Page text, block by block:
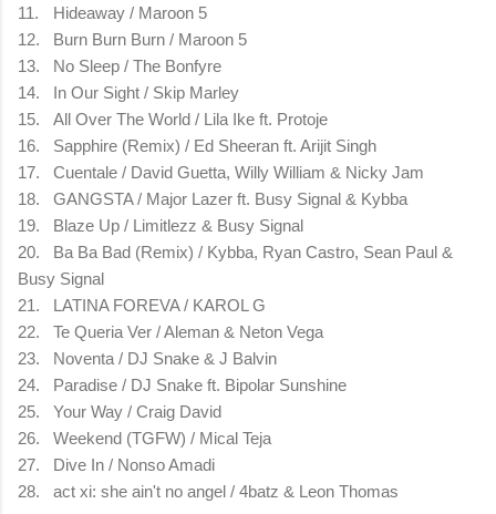
11.
Hideaway / Maroon 5
12.
Burn Burn Burn / Maroon 5
13.
No Sleep / The Bonfyre
14.
In Our Sight / Skip Marley
15.
All Over The World / Lila Ike ft. Protoje
16.
Sapphire (Remix) / Ed Sheeran ft. Arijit Singh
17.
Cuentale / David Guetta, Willy William & Nicky Jam
18.
GANGSTA / Major Lazer ft. Busy Signal & Kybba
19.
Blaze Up / Limitlezz & Busy Signal
20.
Ba Ba Bad (Remix) / Kybba, Ryan Castro, Sean Paul &
Busy Signal
21.
LATINA FOREVA / KAROL G
22.
Te Queria Ver / Aleman & Neton Vega
23.
Noventa / DJ Snake & J Balvin
24.
Paradise / DJ Snake ft. Bipolar Sunshine
25.
Your Way / Craig David
26.
Weekend (TGFW) / Mical Teja
27.
Dive In / Nonso Amadi
28.
act xi: she ain't no angel / 4batz & Leon Thomas